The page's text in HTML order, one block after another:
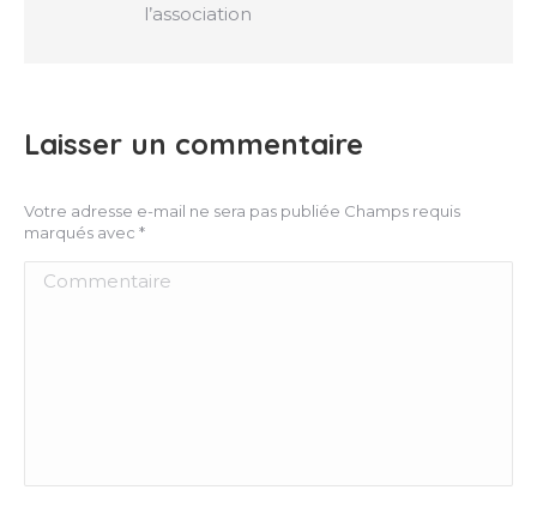
l’association
Laisser un commentaire
Votre adresse e-mail ne sera pas publiée Champs requis
marqués avec *
Commentaire